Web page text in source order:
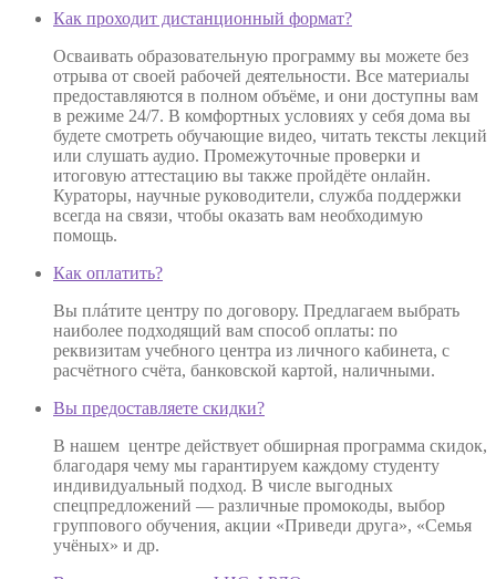
Как проходит дистанционный формат?
Осваивать образовательную программу вы можете без
отрыва от своей рабочей деятельности. Все материалы
предоставляются в полном объёме, и они доступны вам
в режиме 24/7. В комфортных условиях у себя дома вы
будете смотреть обучающие видео, читать тексты лекций
или слушать аудио. Промежуточные проверки и
итоговую аттестацию вы также пройдёте онлайн.
Кураторы, научные руководители, служба поддержки
всегда на связи, чтобы оказать вам необходимую
помощь.
Как оплатить?
Вы плáтите центру по договору. Предлагаем выбрать
наиболее подходящий вам способ оплаты: по
реквизитам учебного центра из личного кабинета, с
расчётного счёта, банковской картой, наличными.
Вы предоставляете скидки?
В нашем центре действует обширная программа скидок,
благодаря чему мы гарантируем каждому студенту
индивидуальный подход. В числе выгодных
спецпредложений — различные промокоды, выбор
группового обучения, акции «Приведи друга», «Семья
учёных» и др.